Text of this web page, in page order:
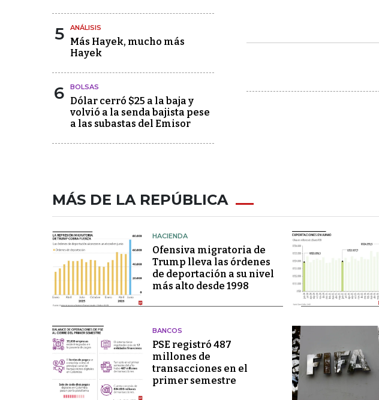
5 ANÁLISIS
Más Hayek, mucho más
Hayek
6 BOLSAS
Dólar cerró $25 a la baja y
volvió a la senda bajista pese
a las subastas del Emisor
MÁS DE LA REPÚBLICA
HACIENDA
Ofensiva migratoria de
Trump lleva las órdenes
de deportación a su nivel
más alto desde 1998
BANCOS
PSE registró 487
millones de
transacciones en el
primer semestre